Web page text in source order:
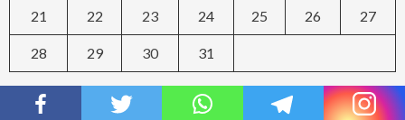
« SEN NOY »
21 22 23 24 25 26 27
28 29 30 31